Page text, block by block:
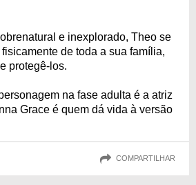
e inexplorado, Theo se
de toda a sua família,
protegê-los.
na fase adulta é a atriz
Grace é quem dá vida à versão
COMPARTILHAR